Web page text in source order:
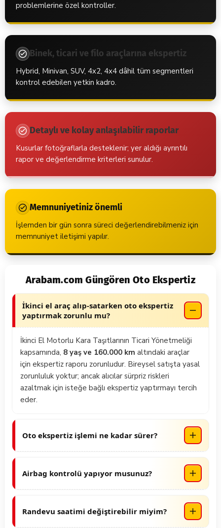
problemlerine özel kontroller.
Binek, ticari ve filo araçlarına ekspertiz
Hybrid, Minivan, SUV, 4x2, 4x4 dâhil tüm segmentleri
kontrol edebilen yetkin kadro.
Detaylı ve kolay anlaşılabilir raporlar
Kusurlar fotoğraflarla desteklenir; yer aldığı ayrıntılı
rapor ve değerlendirme kriterleri sunulur.
Memnuniyetiniz önemli
İşlemden bir gün sonra süreci değerlendirebilmeniz için
memnuniyet iletişimi yapılır.
Arabam.com Güngören Oto Ekspertiz
İkinci el araç alıp-satarken oto ekspertiz
yaptırmak zorunlu mu?
İkinci El Motorlu Kara Taşıtlarının Ticari Yönetmeliği
kapsamında, 8 yaş ve 160.000 km altındaki araçlar
için ekspertiz raporu zorunludur. Bireysel satışta yasal
zorunluluk yoktur; ancak alıcılar sürpriz riskleri
azaltmak için isteğe bağlı ekspertiz yaptırmayı tercih
eder.
Oto ekspertiz işlemi ne kadar sürer?
sürer.
Araç yoğunluğu ve seçilen pakete göre süre
Airbag kontrolü yapıyor musunuz?
arızaları tespit eder, raporda belirtiriz. Bazı
Randevu saatimi değiştirebilir miyim?